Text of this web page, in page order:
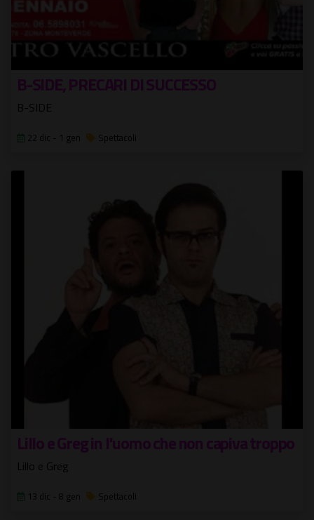
B-SIDE, PRECARI DI SUCCESSO
B-SIDE
22 dic - 1 gen Spettacoli
Lillo e Greg in l'uomo che non capiva troppo
Lillo e Greg
13 dic - 8 gen Spettacoli